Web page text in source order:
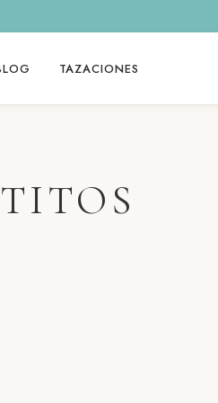
TAZACIONES